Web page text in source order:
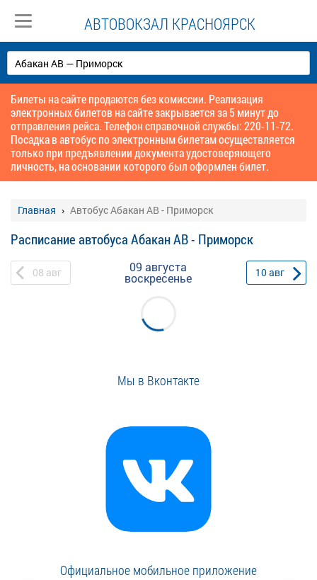
АВТОВОКЗАЛ КРАСНОЯРСК
Билеты на сайте продаются без комиссии. Реализация
электронных билетов на сайте закрывается за 5 минут до
отправления рейса. Телефон справочной службы: 220-11-72.
Посадка в автобус по электронным билетам осуществляется
только при предъявлении документа удостоверяющего
личность, на основании которого был оформлен билет.
Главная Автобус Абакан АВ - Приморск
Расписание автобуса Абакан АВ - Приморск
08 авг 09 августа
воскресенье 10авг
Мы в Вконтакте
Официальное мобильное приложение